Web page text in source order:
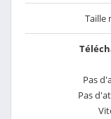
Taille
Pas
Pas